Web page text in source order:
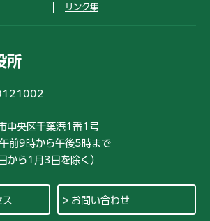
リンク集
所
央区千葉港1番1号
前9時から午後5時まで
から1月3日を除く）
ス お問い合わせ